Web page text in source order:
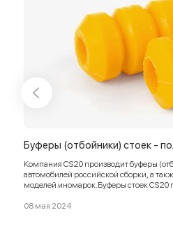
Буферы (отбойники) стоек -
Компания CS20 производит буферы (отбойники)
автомобилей российской сборки, а
моделей иномарок.Буферы стоек CS20
стандартами.
08 мая 2024